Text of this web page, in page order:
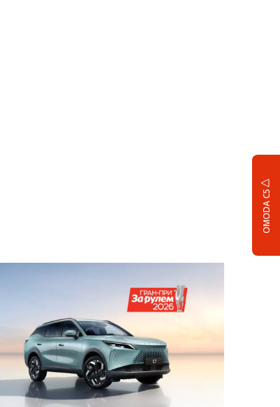
OMODA C5